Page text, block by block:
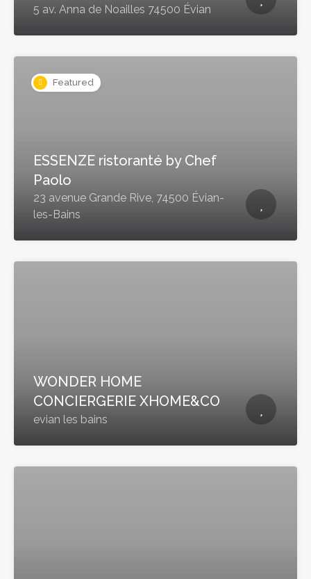
5 av. Anna de Noailles 74500 Évian
Featured
ESSENZE ristoranté by Chef
Paolo
23 avenue Grande Rive, 74500 Évian-
les-Bains
WONDER HOME
CONCIERGERIE XHOME&CO
evian les bains